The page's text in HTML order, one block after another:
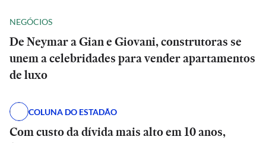
NEGÓCIOS
De Neymar a Gian e Giovani, construtoras se
unem a celebridades para vender apartamentos
de luxo
COLUNA DO ESTADÃO
Com custo da dívida mais alto em 10 anos,